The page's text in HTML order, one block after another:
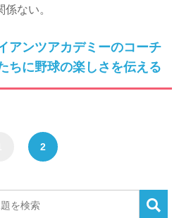
ない。
アンツアカデミーのコーチ
ちに野球の楽しさを伝える
2